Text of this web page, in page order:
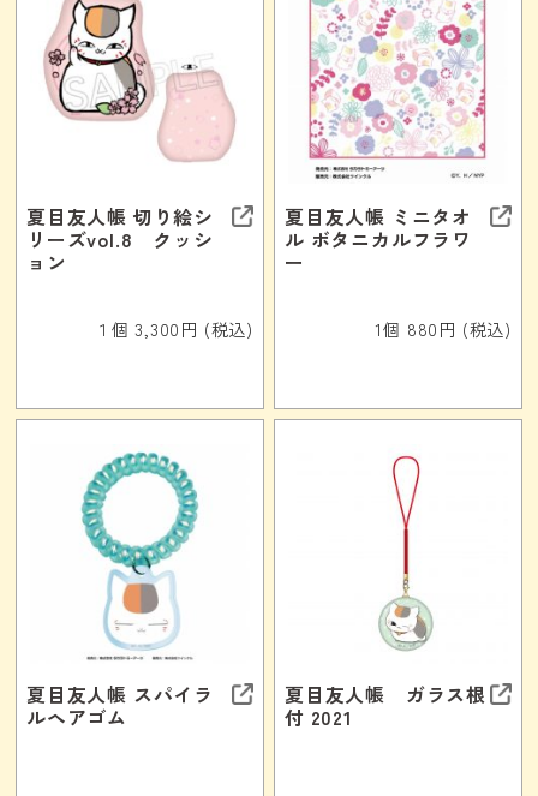
夏目友人帳 切り絵シ
リーズvol.8 クッシ
ョン
１個 3,300円 (税込)
夏目友人帳 ミニタオ
ル ボタニカルフラワ
ー
1個 880円 (税込)
夏目友人帳 スパイラ
ルヘアゴム
夏目友人帳 ガラス根
付 2021